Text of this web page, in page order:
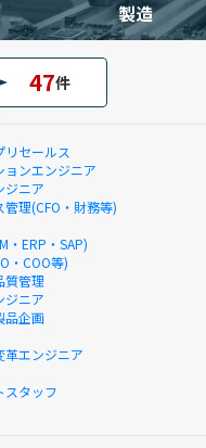
製造
47件
リセールス
ョンエンジニア
ジニア
管理(CFO・財務等)
・ERP・SAP)
・COO等)
質管理
ジニア
品企画
革エンジニア
スタッフ